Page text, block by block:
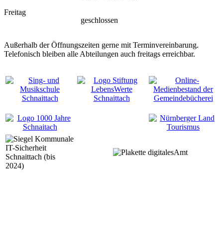
Freitag
geschlossen
Außerhalb der Öffnungszeiten gerne mit Terminvereinbarung.
Telefonisch bleiben alle Abteilungen auch freitags erreichbar.